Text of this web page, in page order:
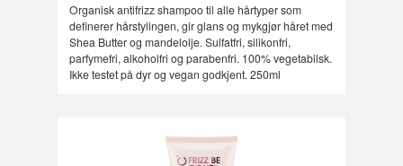
Organisk antifrizz shampoo til alle hårtyper som
definerer hårstylingen, gir glans og mykgjør håret med
Shea Butter og mandelolje. Sulfatfri, silikonfri,
parfymefri, alkoholfri og parabenfri. 100% vegetabilsk.
Ikke testet på dyr og vegan godkjent. 250ml